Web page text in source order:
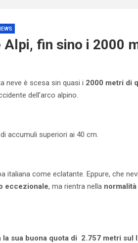
fin sino i 2000
neve è scesa sin quasi i 2000 metri di
dell’arco alpino.
accumuli superiori ai 40 cm.
come eclatante. Eppure, che
eccezionale, ma rientra nella
la sua buona quota di 2.757 metri sul